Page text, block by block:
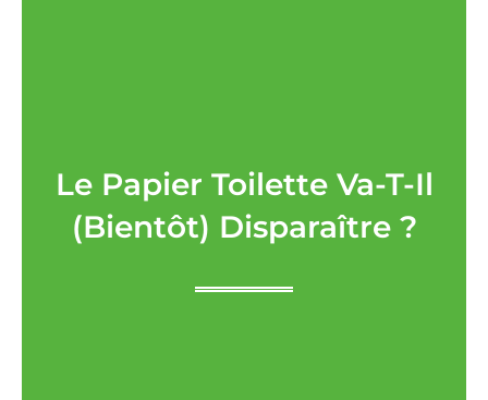
Le Papier Toilette Va-T-Il
(bientôt) Disparaître ?